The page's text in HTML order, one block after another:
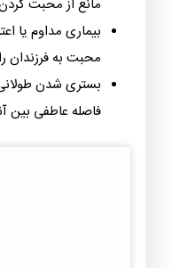
به دختر خود هم
والدینی که به
اطرافیانشان هستند
خصوصا دختران به
مشغله های فکری،